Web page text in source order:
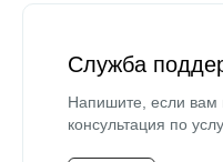
Служба
Напишите, если
консультация по